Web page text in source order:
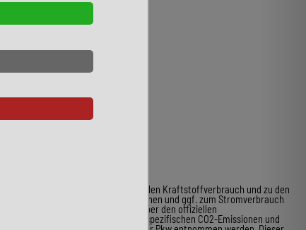
* Weitere Informationen zum offiziellen Kraftstoffverbrauch und zu den
offiziellen spezifischen CO2-Emissionen und ggf. zum Stromverbrauch
neuer Pkw können dem Leitfaden über den offiziellen
Kraftstoffverbrauch, die offiziellen spezifischen CO2-Emissionen und